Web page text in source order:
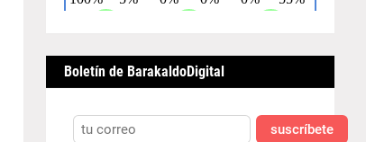
Boletín de BarakaldoDigital
suscríbete